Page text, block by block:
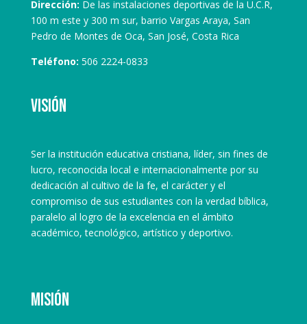
Dirección: De las instalaciones deportivas de la U.C.R,
100 m este y 300 m sur, barrio Vargas Araya, San
Pedro de Montes de Oca, San José, Costa Rica
Teléfono: 506 2224-0833
Visión
Ser la institución educativa cristiana, líder, sin fines de
lucro, reconocida local e internacionalmente por su
dedicación al cultivo de la fe, el carácter y el
compromiso de sus estudiantes con la verdad bíblica,
paralelo al logro de la excelencia en el ámbito
académico, tecnológico, artístico y deportivo.
Misión